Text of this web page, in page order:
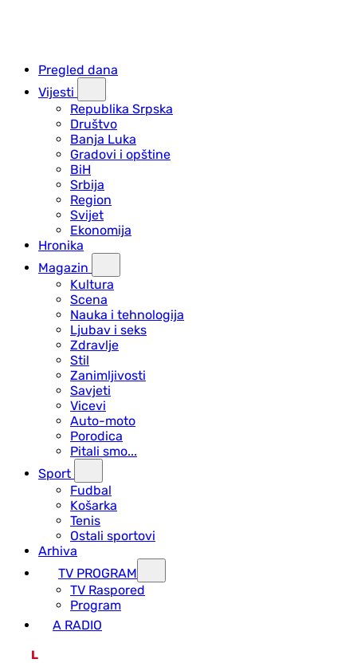
Pregled dana
Vijesti
Republika Srpska
Društvo
Banja Luka
Gradovi i opštine
BiH
Srbija
Region
Svijet
Ekonomija
Hronika
Magazin
Kultura
Scena
Nauka i tehnologija
Ljubav i seks
Zdravlje
Stil
Zanimljivosti
Savjeti
Vicevi
Auto-moto
Porodica
Pitali smo...
Sport
Fudbal
Košarka
Tenis
Ostali sportovi
Arhiva
TV PROGRAM
ТV Raspored
Program
A RADIO
L